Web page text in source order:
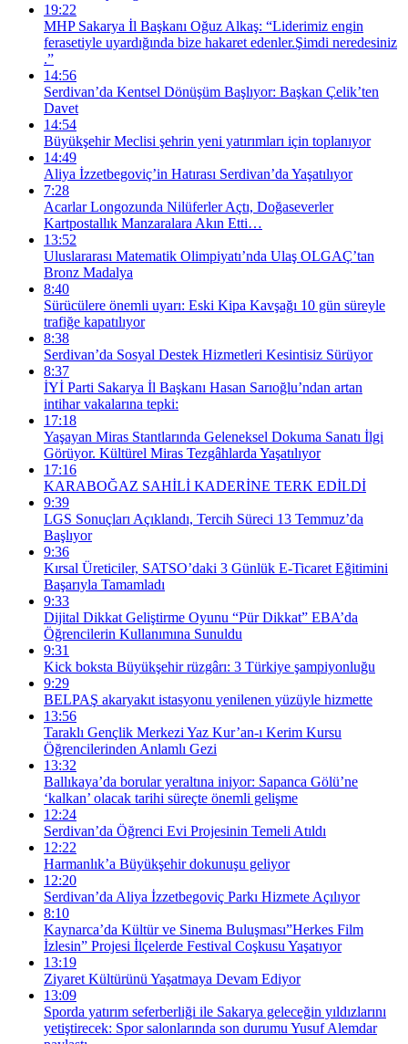
19:22
MHP Sakarya İl Başkanı Oğuz Alkaş: “Liderimiz engin
ferasetiyle uyardığında bize hakaret edenler.Şimdi neredesiniz
.”
14:56
Serdivan’da Kentsel Dönüşüm Başlıyor: Başkan Çelik’ten
Davet
14:54
Büyükşehir Meclisi şehrin yeni yatırımları için toplanıyor
14:49
Aliya İzzetbegoviç’in Hatırası Serdivan’da Yaşatılıyor
7:28
Acarlar Longozunda Nilüferler Açtı, Doğaseverler
Kartpostallık Manzaralara Akın Etti…
13:52
Uluslararası Matematik Olimpiyatı’nda Ulaş OLGAÇ’tan
Bronz Madalya
8:40
Sürücülere önemli uyarı: Eski Kipa Kavşağı 10 gün süreyle
trafiğe kapatılıyor
8:38
Serdivan’da Sosyal Destek Hizmetleri Kesintisiz Sürüyor
8:37
İYİ Parti Sakarya İl Başkanı Hasan Sarıoğlu’ndan artan
intihar vakalarına tepki:
17:18
Yaşayan Miras Stantlarında Geleneksel Dokuma Sanatı İlgi
Görüyor. Kültürel Miras Tezgâhlarda Yaşatılıyor
17:16
KARABOĞAZ SAHİLİ KADERİNE TERK EDİLDİ
9:39
LGS Sonuçları Açıklandı, Tercih Süreci 13 Temmuz’da
Başlıyor
9:36
Kırsal Üreticiler, SATSO’daki 3 Günlük E-Ticaret Eğitimini
Başarıyla Tamamladı
9:33
Dijital Dikkat Geliştirme Oyunu “Pür Dikkat” EBA’da
Öğrencilerin Kullanımına Sunuldu
9:31
Kick boksta Büyükşehir rüzgârı: 3 Türkiye şampiyonluğu
9:29
BELPAŞ akaryakıt istasyonu yenilenen yüzüyle hizmette
13:56
Taraklı Gençlik Merkezi Yaz Kur’an-ı Kerim Kursu
Öğrencilerinden Anlamlı Gezi
13:32
Ballıkaya’da borular yeraltına iniyor: Sapanca Gölü’ne
‘kalkan’ olacak tarihi süreçte önemli gelişme
12:24
Serdivan’da Öğrenci Evi Projesinin Temeli Atıldı
12:22
Harmanlık’a Büyükşehir dokunuşu geliyor
12:20
Serdivan’da Aliya İzzetbegoviç Parkı Hizmete Açılıyor
8:10
Kaynarca’da Kültür ve Sinema Buluşması”Herkes Film
İzlesin” Projesi İlçelerde Festival Coşkusu Yaşatıyor
13:19
Ziyaret Kültürünü Yaşatmaya Devam Ediyor
13:09
Sporda yatırım seferberliği ile Sakarya geleceğin yıldızlarını
yetiştirecek: Spor salonlarında son durumu Yusuf Alemdar